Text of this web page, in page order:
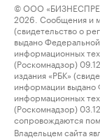
© ООО
2026. Сообщения и
(свидетельство о
выдано
информационных
(Роскомнадзор)
издания «РБК»
информации выдано
информационных
(Роскомнадзор)
сопровождаются
Владельцем сайта